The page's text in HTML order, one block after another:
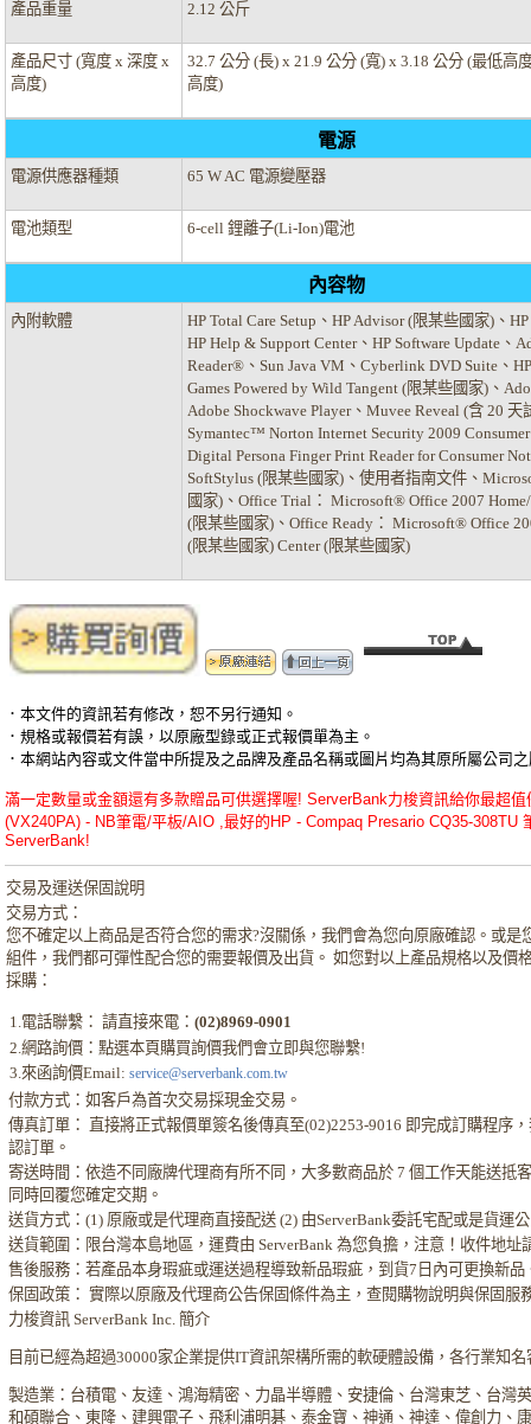
產品重量 2.12 公斤
產品尺寸 (寬度 x 深度 x
高度)
32.7 公分 (長) x 21.9 公分 (寬) x 3.18 公分 (最低高
高度)
電源
電源供應器種類 65 W AC 電源變壓器
電池類型 6-cell 鋰離子(Li-Ion)電池
內容物
內附軟體
HP Total Care Setup、HP Advisor (限某些國家)、
HP Help & Support Center、HP Software Update、
Reader®、Sun Java VM、Cyberlink DVD Suite、
Games Powered by Wild Tangent (限某些國家)、
Adobe Shockwave Player、Muvee Reveal (含 20
Symantec™ Norton Internet Security 2009
Digital Persona Finger Print Reader for Consumer
SoftStylus (限某些國家)、使用者指南文件、
國家)、Office Trial： Microsoft® Office 2007
(限某些國家)、Office Ready： Microsoft® Office
(限某些國家) Center (限某些國家)
．本文件的資訊若有修改，恕不另行通知。
．規格或報價若有誤，以原廠型錄或正式報價單為主。
．本網站內容或文件當中所提及之品牌及產品名稱或圖片均為其原所屬公司
滿一定數量或金額還有多款贈品可供選擇喔! ServerBank力梭資訊給你最超值
(VX240PA) - NB筆電/平板/AIO ,最好的HP - Compaq Presario CQ35-308TU
ServerBank!
交易及運送保固說明
交易方式：
您不確定以上商品是否符合您的需求?沒關係，我們會為您向原廠確認。或是
組件，我們都可彈性配合您的需要報價及出貨。 如您對以上產品規格以及價
採購：
1.電話聯繫： 請直接來電：(02)8969-0901
2.網路詢價：點選本頁購買詢價我們會立即與您聯繫!
3.來函詢價Email: service@serverbank.com.tw
付款方式：如客戶為首次交易採現金交易。
傳真訂單： 直接將正式報價單簽名後傳真至(02)2253-9016 即完成訂購程序
認訂單。
寄送時間：依造不同廠牌代理商有所不同，大多數商品於 7 個工作天能送抵
同時回覆您確定交期。
送貨方式：(1) 原廠或是代理商直接配送 (2) 由ServerBank委託宅配或是貨運
送貨範圍：限台灣本島地區，運費由 ServerBank 為您負擔，注意！收件地址
售後服務：若產品本身瑕疵或運送過程導致新品瑕疵，到貨7日內可更換新品
保固政策： 實際以原廠及代理商公告保固條件為主，查閱購物說明與保固服
力梭資訊 ServerBank Inc. 簡介
目前已經為超過30000家企業提供IT資訊架構所需的軟硬體設備，各行業知名
製造業：台積電、友達、鴻海精密、力晶半導體、安捷倫、台灣東芝、台灣
和碩聯合、東隆、建興電子、飛利浦明碁、泰金寶、神通、神達、偉創力、